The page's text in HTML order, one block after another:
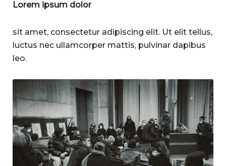
Lorem ipsum dolor
sit amet, consectetur adipiscing elit. Ut elit tellus,
luctus nec ullamcorper mattis, pulvinar dapibus
leo.